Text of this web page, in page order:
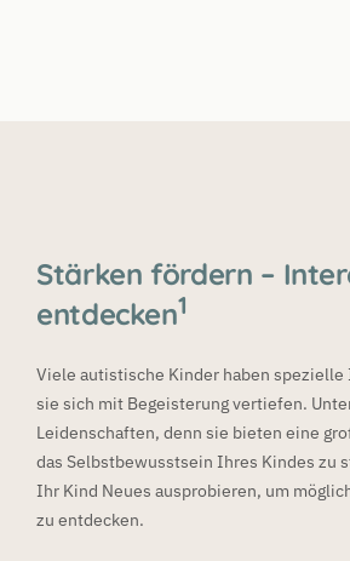
Stärken fördern –
entdecken1
Viele autistische Kinder haben
sie sich mit Begeisterung vertiefen.
Leidenschaften, denn sie bieten eine
das Selbstbewusstsein Ihres Kindes zu
Ihr Kind Neues ausprobieren, um
zu entdecken.